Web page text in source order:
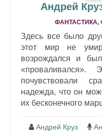
Андрей
ФАНТАСТИКА,
Здесь все было
этот мир не
возрождался и
почувствовали
надежда, что он
их бесконечного
Андрей Круз